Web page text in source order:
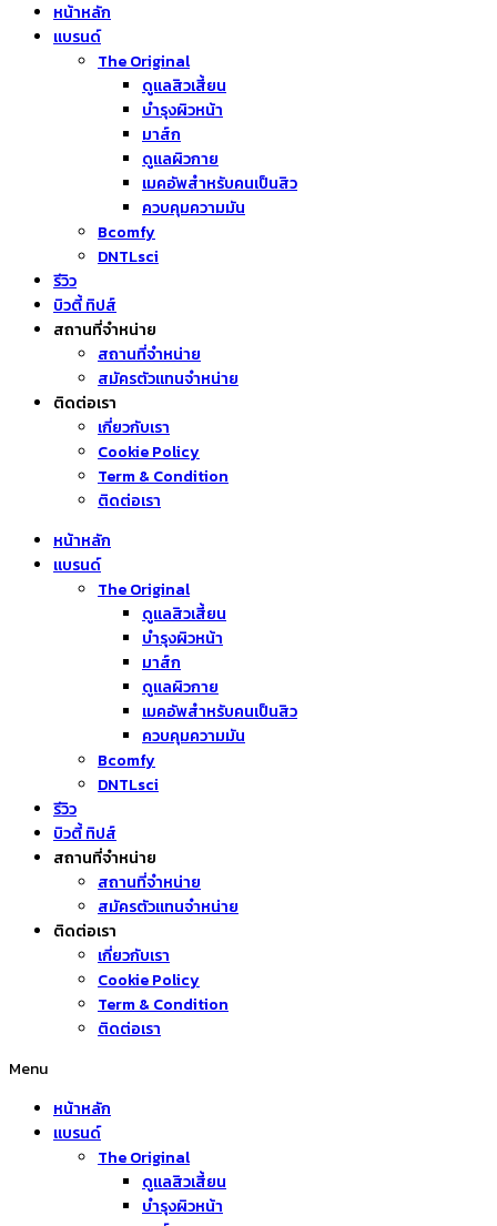
หน้าหลัก
แบรนด์
The Original
ดูแลสิวเสี้ยน
บำรุงผิวหน้า
มาส์ก
ดูแลผิวกาย
เมคอัพสำหรับคนเป็นสิว
ควบคุมความมัน
Bcomfy
DNTLsci
รีวิว
บิวตี้ ทิปส์
สถานที่จำหน่าย
สถานที่จำหน่าย
สมัครตัวแทนจำหน่าย
ติดต่อเรา
เกี่ยวกับเรา
Cookie Policy
Term & Condition
ติดต่อเรา
หน้าหลัก
แบรนด์
The Original
ดูแลสิวเสี้ยน
บำรุงผิวหน้า
มาส์ก
ดูแลผิวกาย
เมคอัพสำหรับคนเป็นสิว
ควบคุมความมัน
Bcomfy
DNTLsci
รีวิว
บิวตี้ ทิปส์
สถานที่จำหน่าย
สถานที่จำหน่าย
สมัครตัวแทนจำหน่าย
ติดต่อเรา
เกี่ยวกับเรา
Cookie Policy
Term & Condition
ติดต่อเรา
Menu
หน้าหลัก
แบรนด์
The Original
ดูแลสิวเสี้ยน
บำรุงผิวหน้า